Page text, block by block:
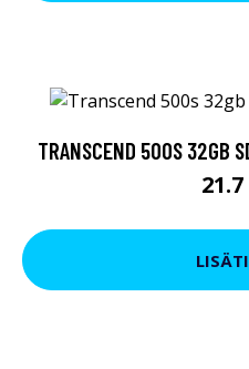
TRANSCEND 500S 32GB